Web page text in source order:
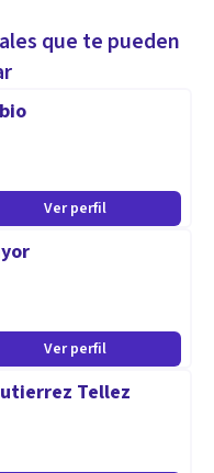
Neuropsicologia
que te pueden
Ver perfil
Ver perfil
Tellez